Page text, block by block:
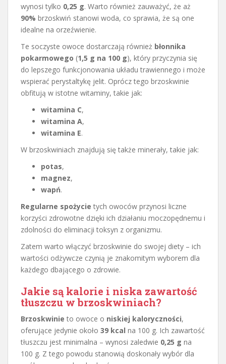
wynosi tylko 0,25 g. Warto również zauważyć, że aż
90% brzoskwiń stanowi woda, co sprawia, że są one
idealne na orzeźwienie.
Te soczyste owoce dostarczają również błonnika
pokarmowego (1,5 g na 100 g), który przyczynia się
do lepszego funkcjonowania układu trawiennego i może
wspierać perystaltykę jelit. Oprócz tego brzoskwinie
obfitują w istotne witaminy, takie jak:
witamina C,
witamina A,
witamina E.
W brzoskwiniach znajdują się także minerały, takie jak:
potas,
magnez,
wapń.
Regularne spożycie tych owoców przynosi liczne
korzyści zdrowotne dzięki ich działaniu moczopędnemu i
zdolności do eliminacji toksyn z organizmu.
Zatem warto włączyć brzoskwinie do swojej diety – ich
wartości odżywcze czynią je znakomitym wyborem dla
każdego dbającego o zdrowie.
Jakie są kalorie i niska zawartość
tłuszczu w brzoskwiniach?
Brzoskwinie to owoce o niskiej kaloryczności,
oferujące jedynie około 39 kcal na 100 g. Ich zawartość
tłuszczu jest minimalna – wynosi zaledwie 0,25 g na
100 g. Z tego powodu stanowią doskonały wybór dla